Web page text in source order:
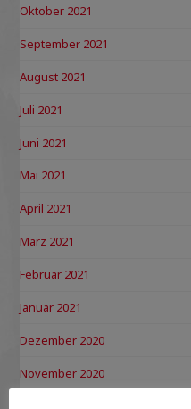
Oktober 2021
September 2021
August 2021
Juli 2021
Juni 2021
Mai 2021
April 2021
März 2021
Februar 2021
Januar 2021
Dezember 2020
November 2020